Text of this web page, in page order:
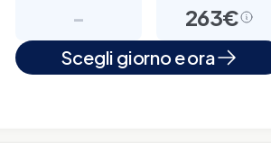
- 263€
Scegli giorno e ora